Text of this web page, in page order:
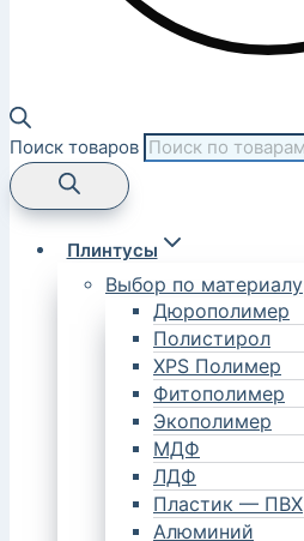
Поиск товаров
Плинтусы
Выбор по материалу
Дюрополимер
Полистирол
XPS Полимер
Фитополимер
Экополимер
МДФ
ЛДФ
Пластик — ПВХ
Алюминий